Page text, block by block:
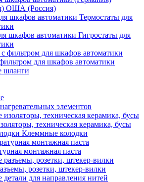
ОША (Россия)
Термостаты для
Гигростаты для
для шкафов автоматики
шланги
элементов
техническая керамика, бусы
Клеммные колодки
монтажная паста
розетки, штекер-вилки